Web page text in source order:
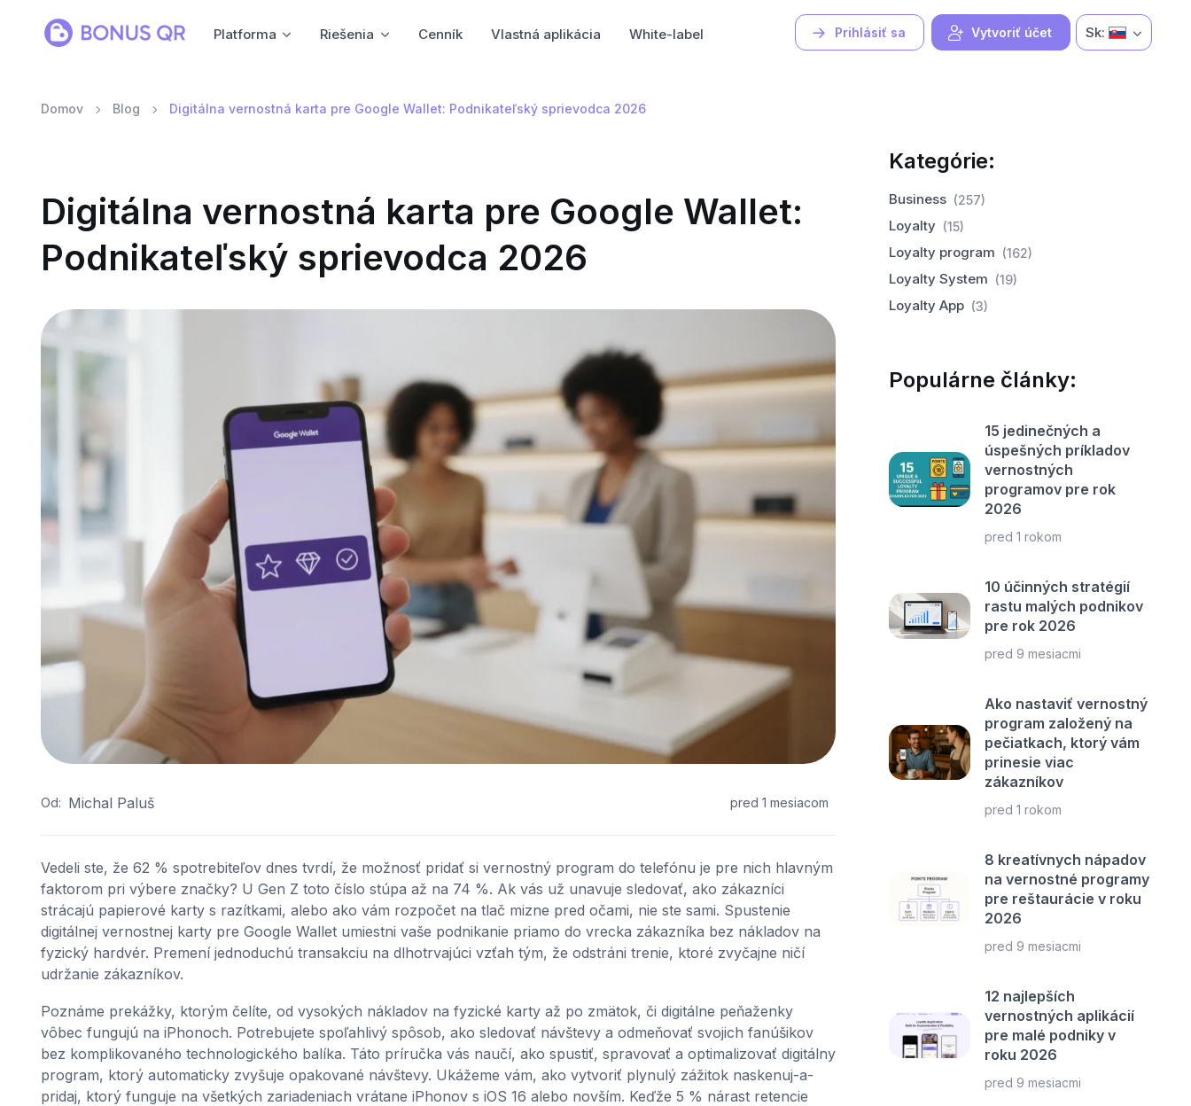
Prihlásiť sa Vytvoriť účet
Platforma Riešenia Cenník Vlastná aplikácia White-label Sk:
Domov Blog Digitálna vernostná karta pre Google Wallet: Podnikateľský sprievodca 2026
Digitálna vernostná karta pre Google Wallet:
Podnikateľský sprievodca 2026
Od: Michal Paluš pred 1 mesiacom
Vedeli ste, že 62 % spotrebiteľov dnes tvrdí, že možnosť pridať si vernostný program do telefónu je pre nich hlavným
faktorom pri výbere značky? U Gen Z toto číslo stúpa až na 74 %. Ak vás už unavuje sledovať, ako zákazníci
strácajú papierové karty s razítkami, alebo ako vám rozpočet na tlač mizne pred očami, nie ste sami. Spustenie
digitálnej vernostnej karty pre Google Wallet umiestni vaše podnikanie priamo do vrecka zákazníka bez nákladov na
fyzický hardvér. Premení jednoduchú transakciu na dlhotrvajúci vzťah tým, že odstráni trenie, ktoré zvyčajne ničí
udržanie zákazníkov.
Poznáme prekážky, ktorým čelíte, od vysokých nákladov na fyzické karty až po zmätok, či digitálne peňaženky
vôbec fungujú na iPhonoch. Potrebujete spoľahlivý spôsob, ako sledovať návštevy a odmeňovať svojich fanúšikov
bez komplikovaného technologického balíka. Táto príručka vás naučí, ako spustiť, spravovať a optimalizovať digitálny
program, ktorý automaticky zvyšuje opakované návštevy. Ukážeme vám, ako vytvoriť plynulý zážitok naskenuj-a-
pridaj, ktorý funguje na všetkých zariadeniach vrátane iPhonov s iOS 16 alebo novším. Keďže 5 % nárast retencie
Kategórie:
Business (257)
Loyalty (15)
Loyalty program (162)
Loyalty System (19)
Loyalty App (3)
Populárne články:
15 jedinečných a
úspešných príkladov
vernostných
programov pre rok
2026
pred 1 rokom
10 účinných stratégií
rastu malých podnikov
pre rok 2026
pred 9 mesiacmi
Ako nastaviť vernostný
program založený na
pečiatkach, ktorý vám
prinesie viac
zákazníkov
pred 1 rokom
8 kreatívnych nápadov
na vernostné programy
pre reštaurácie v roku
2026
pred 9 mesiacmi
12 najlepších
vernostných aplikácií
pre malé podniky v
roku 2026
pred 9 mesiacmi